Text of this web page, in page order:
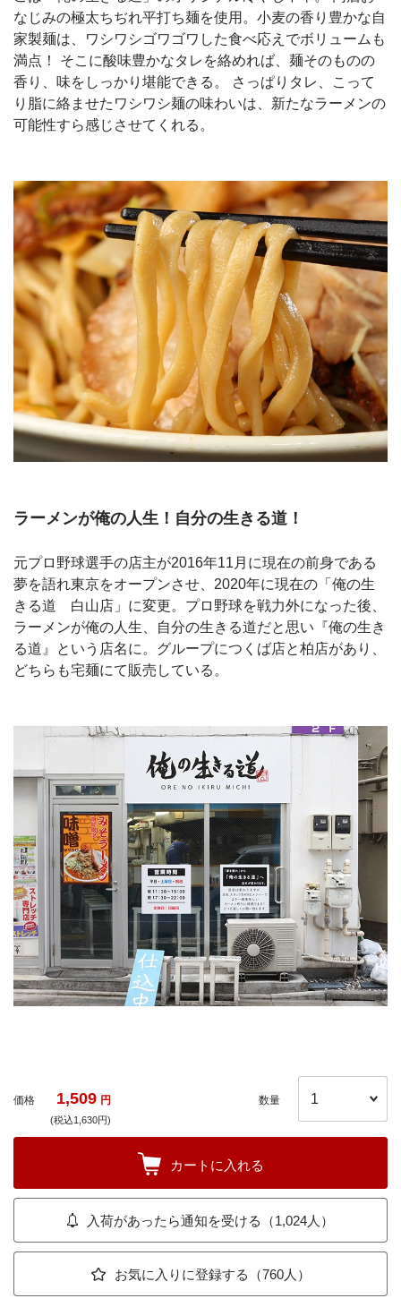
なじみの極太ちぢれ平打ち麺を使用。小麦の香り豊かな自
家製麺は、ワシワシゴワゴワした食べ応えでボリュームも
満点！ そこに酸味豊かなタレを絡めれば、麺そのものの
香り、味をしっかり堪能できる。 さっぱりタレ、こって
り脂に絡ませたワシワシ麺の味わいは、新たなラーメンの
可能性すら感じさせてくれる。
ラーメンが俺の人生！自分の生きる道！
元プロ野球選手の店主が2016年11月に現在の前身である
夢を語れ東京をオープンさせ、2020年に現在の「俺の生
きる道 白山店」に変更。プロ野球を戦力外になった後、
ラーメンが俺の人生、自分の生きる道だと思い『俺の生き
る道』という店名に。グループにつくば店と柏店があり、
どちらも宅麺にて販売している。
価格 1,509 円
(税込1,630円)
数量
カートに入れる
入荷があったら通知を受ける（1,024人）
お気に入りに登録する（760人）